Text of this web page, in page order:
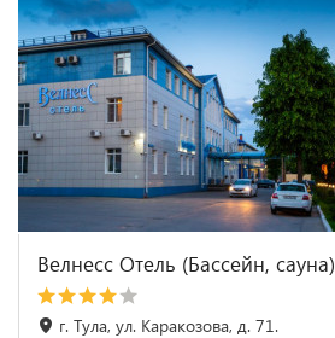
Велнесс Отель (Бассейн, сауна)
г. Тула, ул. Каракозова, д. 71.